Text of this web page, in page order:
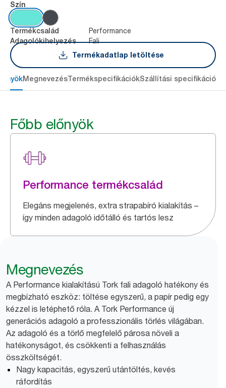
Szín
Termékcsalád Performance
Adagolókihelyezés
Fali
Termékadatlap letöltése
MegnevezésTermékspecifikációkSzállítási specifikációk
Főbb előnyök
Performance termékcsalád
Elegáns megjelenés, extra strapabíró kialakítás –
így minden adagoló időtálló és tartós lesz
Megnevezés
A Performance kialakítású Tork fali adagoló hatékony és
megbízható eszköz: töltése egyszerű, a papír pedig egy
kézzel is letéphető róla. A Tork Performance új
generációs adagoló a professzionális törlés világában.
Az adagoló és a törlő megfelelő párosa növeli a
hatékonyságot, és csökkenti a felhasználás
összköltségét.
Nagy kapacitás, egyszerű utántöltés, kevés
ráfordítás